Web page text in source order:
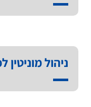
ניהול מוניטין